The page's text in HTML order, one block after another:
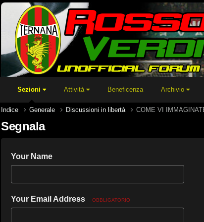
Sezioni Attività Beneficenza Archivio
Indice Generale Discussioni in libertà COME VI
Segnala
Your Name
Your Email Address OBBLIGATORIO